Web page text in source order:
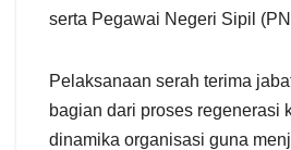
serta Pegawai Negeri Sipil
Pelaksanaan serah terima
bagian dari proses regenerasi
dinamika organisasi guna